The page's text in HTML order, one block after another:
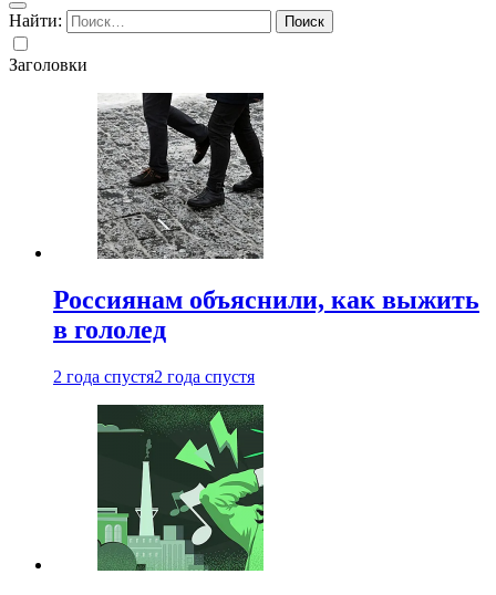
Найти:
Заголовки
Россиянам объяснили, как выжить
в гололед
2 года спустя2 года спустя